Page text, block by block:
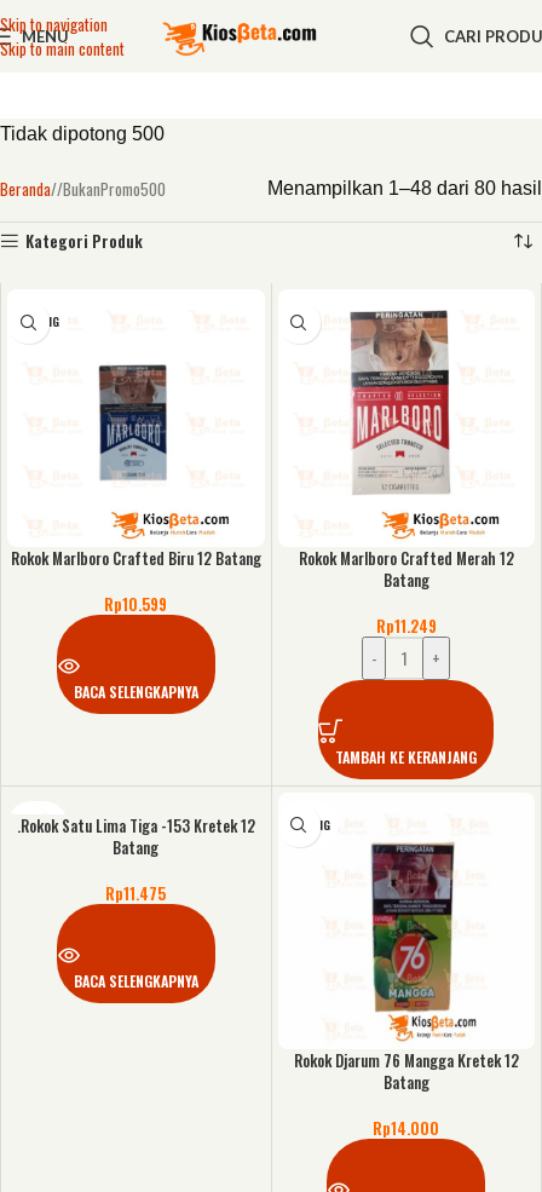
Skip to navigation
Skip to main content
MENU CARI
Tidak dipotong 500
Beranda/ BukanPromo500 Menampilkan 1–48 dari 80 hasil
Kategori Produk
KOSONG
Rokok Marlboro Crafted Biru 12 Batang
Rp10.599
BACA SELENGKAPNYA
Rokok Marlboro Crafted Merah 12
Batang
Rp11.249
-
+
TAMBAH KE KERANJANG
KOSONG
.Rokok Satu Lima Tiga -153 Kretek 12
Batang
Rp11.475
BACA SELENGKAPNYA
KOSONG
Rokok Djarum 76 Mangga Kretek 12
Batang
Rp14.000